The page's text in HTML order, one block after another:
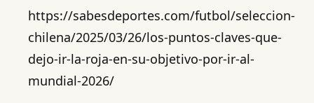
https://sabesdeportes.com/futbol/seleccion-
chilena/2025/03/26/los-puntos-claves-que-
dejo-ir-la-roja-en-su-objetivo-por-ir-al-
mundial-2026/